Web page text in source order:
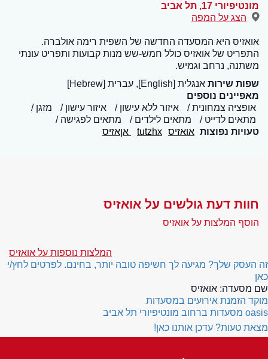
מונטיפיורי 17 , תל אביב
הצג על המפה
אואזיס היא המסעדה החדשה של השפית רימה אולברה.
התפריט של אואזיס כולל חמש-שש מנות קבועות ותפריט עונתי
משתנה, נרחב וגמיש.
שפות שירות אנגלית [English], עברית [Hebrew]
מאפיינים נוספים
אופציה צמחונית
איזור ללא עישון איזור עישון
מזגן
מתאים לדייט
מתאים לילדים
מתאים לפגישה
טעויות נפוצות אואזיס tutzhx אןאזיס
חוות דעת גולשים על אואזיס
הוסף המלצות על אואזיס
המלצות נוספות על אואזיס
זה העסק שלך? מגיעה לך חשיפה טובה יותר, בחינם. לפרטים לחץ/י
כאן
שם מסעדה: אואזיס
מוקד הזמנת אירועים במסעדות
oasis מסעדות ברחוב מונטיפיורי תל אביב
מצאת טעות? עדכן אותנו כאן!